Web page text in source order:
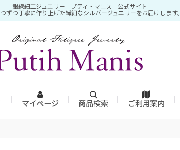
銀線細工ジュエリー プティ・マニス 公式サイト
ずつ丁寧に作り上げた繊細なシルバージュエリーをお届けします。
マイページ 商品検索 ご利用案内